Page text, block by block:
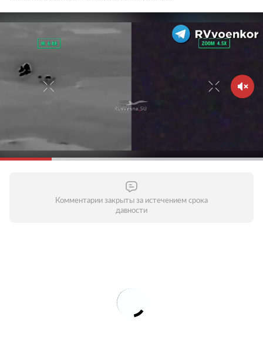
Комментарии закрыты за истечением срока
давности